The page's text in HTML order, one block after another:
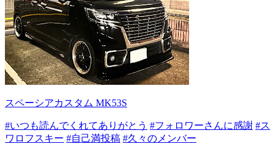
スペーシアカスタム MK53S
#いつも読んでくれてありがとう #フォロワーさんに感謝 #ス
ワロフスキー #自己満投稿 #久々のメンバー